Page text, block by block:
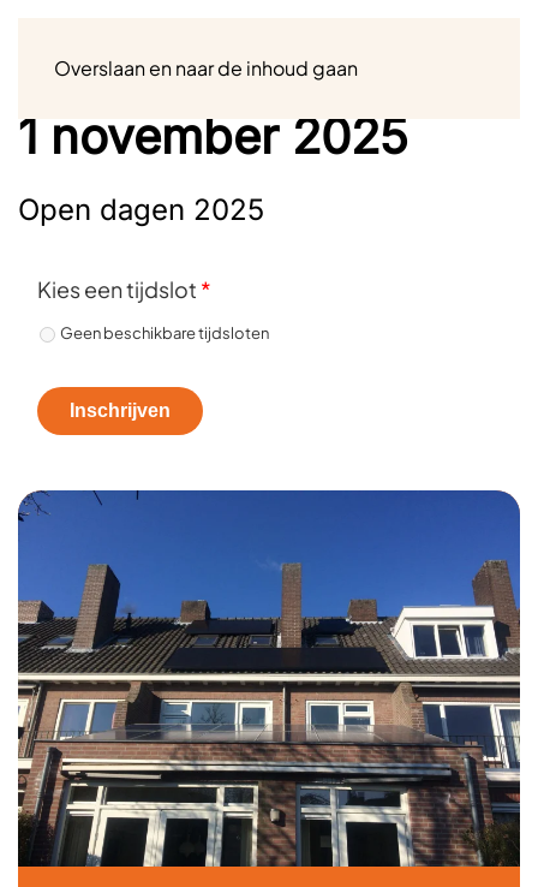
Overslaan en naar de inhoud gaan
1 november 2025
Open dagen 2025
Kies een tijdslot *
Geen beschikbare tijdsloten
Inschrijven